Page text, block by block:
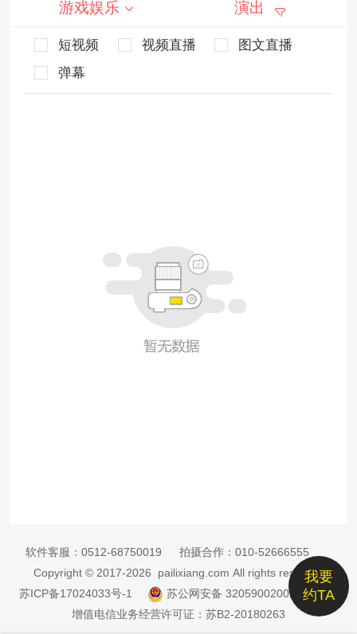
游戏娱乐 演出
短视频 视频直播
图文直播
弹幕
我要
约TA
软件客服： 0512-68750019 拍摄合作： 010-52666555
Copyright © 2017-2026 pailixiang.com All rights reserved
苏ICP备17024033号-1
苏公网安备 32059002002885号
增值电信业务经营许可证：苏B2-20180263